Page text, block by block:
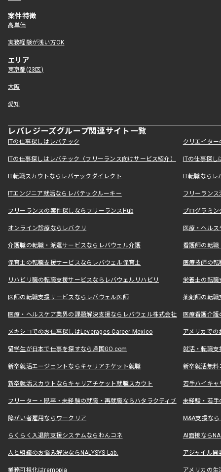
案件特徴
高単価
実務経験が浅い方OK
エリア
東京都(23区)
大阪
愛知
レバレジーズグループ関連サイト一覧
ITの仕事探しはレバテック クリエイタ
ITの仕事探しはレバテック（フリーランス向けサービス紹介） ITの仕事探
IT転職スカウトならレバテックダイレクト IT転職なら
ITエンジニア就活ならレバテックルーキー フリーラン
フリーランスの案件探しならフリーランスHub プログラミ
オンライン診療ならレバクリ 医療・ヘル
介護職の転職・派遣サービスならレバウェル介護 看護師の転
保育士の転職支援サービスならレバウェル保育士 医療技師の
リハビリ職の転職支援サービスならレバウェルリハビリ 栄養士の転
医師の転職支援サービスならレバウェル医師 薬剤師の転
医療・ヘルスケア業界の課題解決支援ならレバウェル株式会社 医療看護介
メキシコでのお仕事探しはLeverages Career Mexico アメリカで
留学生が日本で仕事を探すなら帰国GO.com 就活・転職
新卒就活エージェントならキャリアチケット就職 新卒就活無料
新卒就活スカウトならキャリアチケット就職スカウト 若手ハイキ
フリーター・既卒・未経験の就職・再就職ならハタラクティブ 未経験・若手
障がい者雇用ならワークリア M&A支援な
らくらく入退院支援システムならわんコネ AI面接なら
人と組織のお悩み解決ならNALYSYS Lab. アジャイル
業務可視化はremopia アメリカの